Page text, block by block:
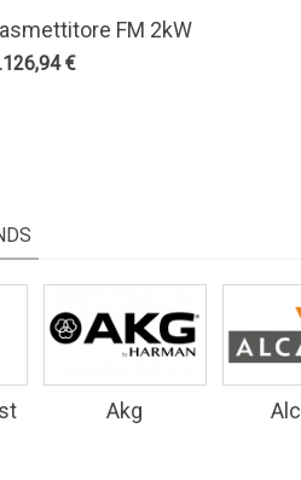
FM 2kW
E Accessori - Teko
€
1
Akg